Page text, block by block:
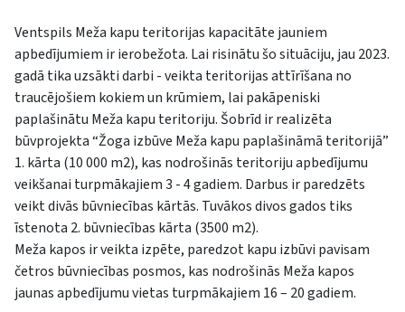
Ventspils Meža kapu teritorijas kapacitāte jauniem
apbedījumiem ir ierobežota. Lai risinātu šo situāciju, jau 2023.
gadā tika uzsākti darbi - veikta teritorijas attīrīšana no
traucējošiem kokiem un krūmiem, lai pakāpeniski
paplašinātu Meža kapu teritoriju. Šobrīd ir realizēta
būvprojekta “Žoga izbūve Meža kapu paplašināmā teritorijā”
1. kārta (10 000 m2), kas nodrošinās teritoriju apbedījumu
veikšanai turpmākajiem 3 - 4 gadiem. Darbus ir paredzēts
veikt divās būvniecības kārtās. Tuvākos divos gados tiks
īstenota 2. būvniecības kārta (3500 m2).
Meža kapos ir veikta izpēte, paredzot kapu izbūvi pavisam
četros būvniecības posmos, kas nodrošinās Meža kapos
jaunas apbedījumu vietas turpmākajiem 16 – 20 gadiem.